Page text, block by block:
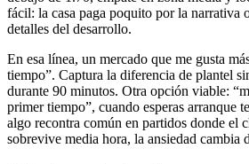
fácil: la casa paga poquito por la narrativa
detalles del desarrollo.
En esa línea, un mercado que me gusta
tiempo”. Captura la diferencia de plantel
durante 90 minutos. Otra opción viable:
primer tiempo”, cuando esperas arranque
algo recontra común en partidos donde el
sobrevive media hora, la ansiedad cambia